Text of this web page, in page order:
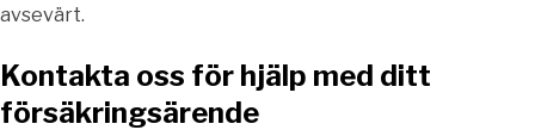
avsevärt.
Kontakta oss för hjälp med ditt
försäkringsärende